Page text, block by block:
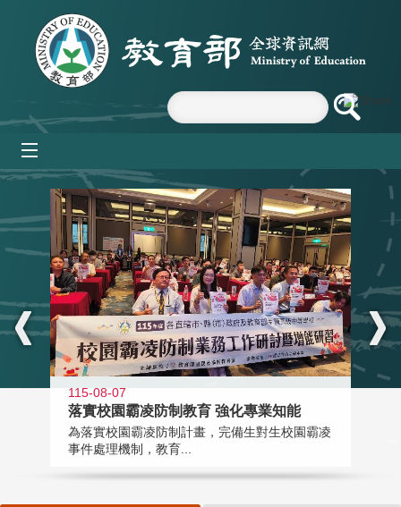
跳到主要內容區塊
:::
115-08-07
落實校園霸凌防制教育 強化專業知能
為落實校園霸凌防制計畫，完備生對生校園霸凌
事件處理機制，教育...